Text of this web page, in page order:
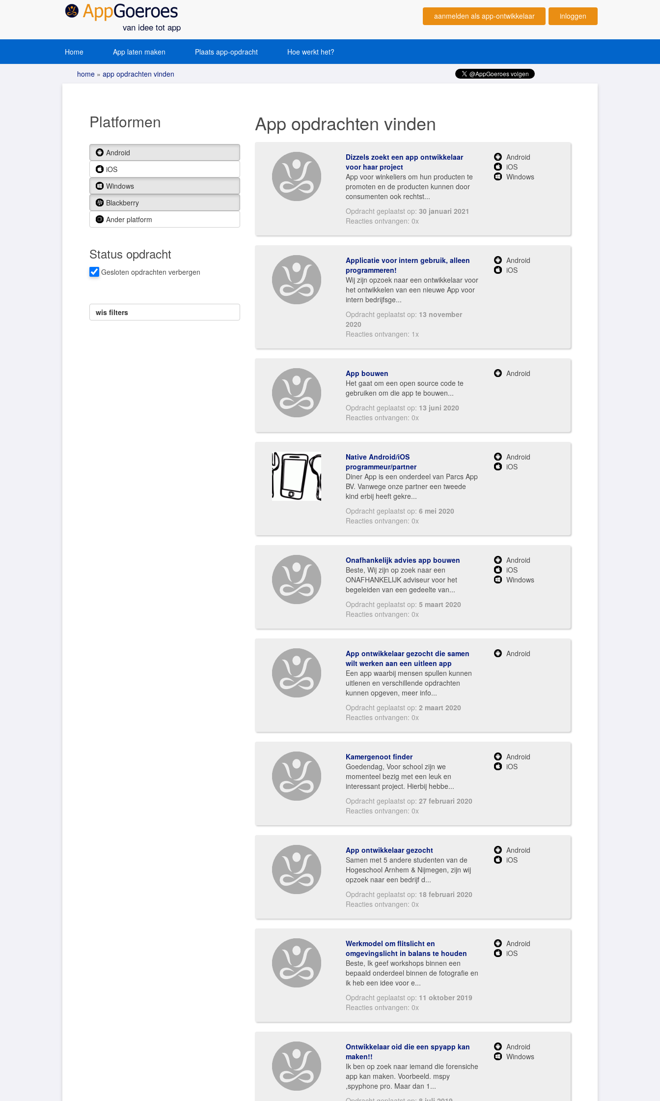
van idee tot app
inloggen
aanmelden als app-ontwikkelaar
Home App laten maken Plaats app-opdracht Hoe werkt het?
home » app opdrachten vinden
Platformen
Android
iOS
Windows
Blackberry
Ander platform
Status opdracht
Gesloten opdrachten verbergen
wis filters
App opdrachten vinden
Dizzels zoekt een app ontwikkelaar
voor haar project
App voor winkeliers om hun producten te
promoten en de producten kunnen door
consumenten ook rechtst...
Opdracht geplaatst op:30 januari 2021
Reacties ontvangen: 0x
Android
iOS
Windows
Applicatie voor intern gebruik, alleen
programmeren!
Wij zijn opzoek naar een ontwikkelaar voor
het ontwikkelen van een nieuwe App voor
intern bedrijfsge...
Opdracht geplaatst op: 13 november
2020
Reacties ontvangen: 1x
Android
iOS
App bouwen
Het gaat om een open source code te
gebruiken om die app te bouwen...
Opdracht geplaatst op: 13 juni 2020
Reacties ontvangen: 0x
Android
Native Android/iOS
programmeur/partner
Diner App is een onderdeel van Parcs App
BV. Vanwege onze partner een tweede
kind erbij heeft gekre...
Opdracht geplaatst op:6 mei 2020
Reacties ontvangen: 0x
Android
iOS
Onafhankelijk advies app bouwen
Beste, Wij zijn op zoek naar een
ONAFHANKELIJK adviseur voor het
begeleiden van een gedeelte van...
Opdracht geplaatst op:5 maart 2020
Reacties ontvangen: 0x
Android
iOS
Windows
App ontwikkelaar gezocht die samen
wilt werken aan een uitleen app
Een app waarbij mensen spullen kunnen
uitlenen en verschillende opdrachten
kunnen opgeven, meer info...
Opdracht geplaatst op:2 maart 2020
Reacties ontvangen: 0x
Android
Kamergenoot finder
Goedendag, Voor school zijn we
momenteel bezig met een leuk en
interessant project. Hierbij hebbe...
Opdracht geplaatst op:27 februari 2020
Reacties ontvangen: 0x
Android
iOS
App ontwikkelaar gezocht
Samen met 5 andere studenten van de
Hogeschool Arnhem & Nijmegen, zijn wij
opzoek naar een bedrijf d...
Opdracht geplaatst op: 18 februari 2020
Reacties ontvangen: 0x
Android
iOS
Werkmodel om flitslicht en
omgevingslicht in balans te houden
Beste, Ik geef workshops binnen een
bepaald onderdeel binnen de fotografie en
ik heb een idee voor e...
Opdracht geplaatst op: 11 oktober 2019
Reacties ontvangen: 0x
Android
iOS
Ontwikkelaar oid die een spyapp kan
maken!!
Ik ben op zoek naar iemand die forensiche
app kan maken. Voorbeeld. mspy
,spyphone pro. Maar dan 1...
Android
Windows